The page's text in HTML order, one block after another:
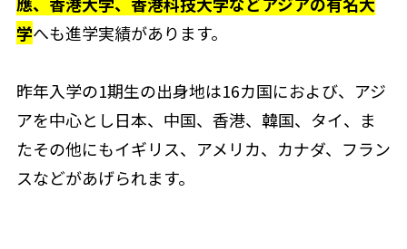
学へも進学実績があります。
昨年入学の1期生の出身地は16カ国におよび、アジ
アを中心とし日本、中国、香港、韓国、タイ、ま
たその他にもイギリス、アメリカ、カナダ、フラン
スなどがあげられます。